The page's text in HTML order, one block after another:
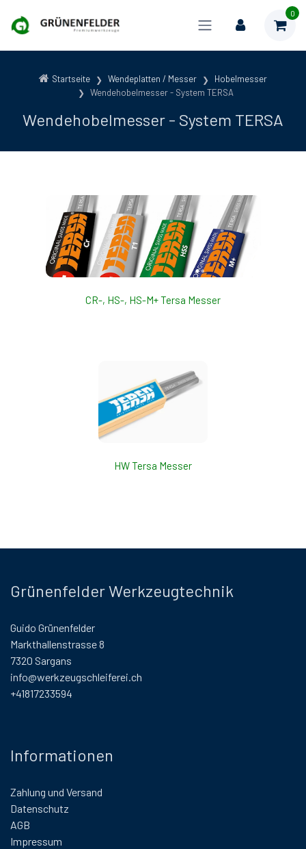
0
Startseite Wendeplatten / Messer
Hobelmesser
Wendehobelmesser - System TERSA
Wendehobelmesser - System TERSA
CR-, HS-, HS-M+ Tersa Messer
HW Tersa Messer
Grünenfelder Werkzeugtechnik
Guido Grünenfelder
Markthallenstrasse 8
7320 Sargans
info@werkzeugschleiferei.ch
+41817233594
Informationen
Zahlung und Versand
Datenschutz
AGB
Impressum